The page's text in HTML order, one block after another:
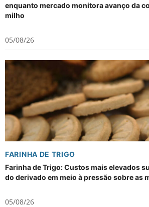
enquanto mercado monitora avanço da
milho
05/08/26
FARINHA DE TRIGO
Farinha de Trigo: Custos mais elevados
do derivado em meio à pressão sobre as
05/08/26